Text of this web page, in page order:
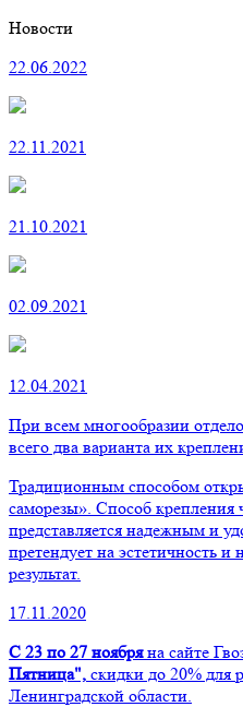
Новости
22.06.2022
22.11.2021
21.10.2021
02.09.2021
12.04.2021
При всем многообразии
всего два варианта их
Традиционным способом
саморезы». Способ крепления
представляется надежным и
претендует на эстетичность и
результат.
17.11.2020
С 23 по 27 ноябряна сайте
Пятница", скидки до 20% для
Ленинградской области.